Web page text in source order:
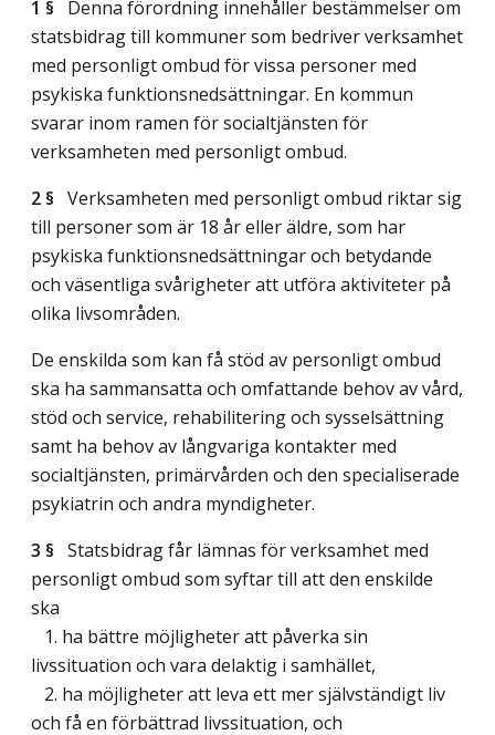
1 § Denna förordning innehåller bestämmelser om
statsbidrag till kommuner som bedriver verksamhet
med personligt ombud för vissa personer med
psykiska funktionsnedsättningar. En kommun
svarar inom ramen för socialtjänsten för
verksamheten med personligt ombud.
2 § Verksamheten med personligt ombud riktar sig
till personer som är 18 år eller äldre, som har
psykiska funktionsnedsättningar och betydande
och väsentliga svårigheter att utföra aktiviteter på
olika livsområden.
De enskilda som kan få stöd av personligt ombud
ska ha sammansatta och omfattande behov av vård,
stöd och service, rehabilitering och sysselsättning
samt ha behov av långvariga kontakter med
socialtjänsten, primärvården och den specialiserade
psykiatrin och andra myndigheter.
3 § Statsbidrag får lämnas för verksamhet med
personligt ombud som syftar till att den enskilde
ska
1. ha bättre möjligheter att påverka sin
livssituation och vara delaktig i samhället,
2. ha möjligheter att leva ett mer självständigt liv
och få en förbättrad livssituation, och